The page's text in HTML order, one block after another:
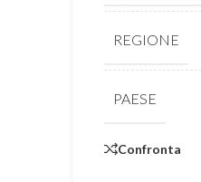
REGIONE
PAESE
Confronta